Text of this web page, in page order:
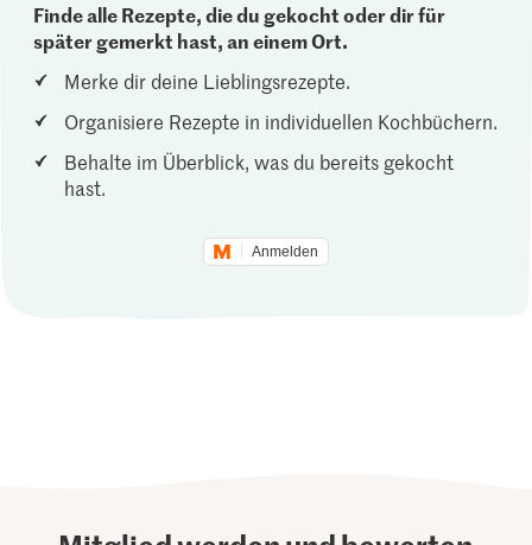
Finde alle Rezepte, die du gekocht oder dir für
später gemerkt hast, an einem Ort.
Merke dir deine Lieblingsrezepte.
Organisiere Rezepte in individuellen Kochbüchern.
Behalte im Überblick, was du bereits gekocht
hast.
Anmelden